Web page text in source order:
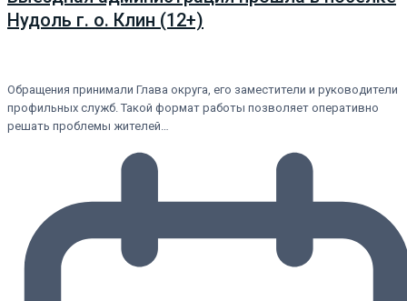
Нудоль г. о. Клин (12+)
Обращения принимали Глава округа, его заместители и руководители
профильных служб. Такой формат работы позволяет оперативно
решать проблемы жителей…